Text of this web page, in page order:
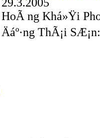
HoÃ ng Khá»Ÿi
Äáº·ng ThÃ¡i